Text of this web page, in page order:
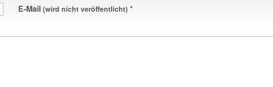
E-Mail (wird nicht veröffentlicht) *